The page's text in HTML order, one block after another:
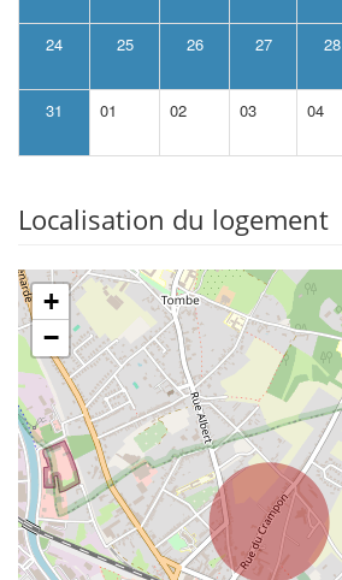
24 25 26 27 28
31 01 02 03 04
Localisation du logement
+
−